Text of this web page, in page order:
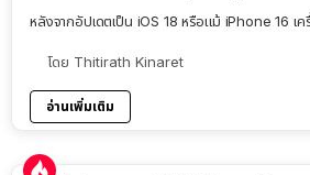
หลังจากอัปเดตเป็น iOS 18 หรือแม้ iPhone 16 เ
โดย Thitirath Kinaret
อ่านเพิ่มเติม